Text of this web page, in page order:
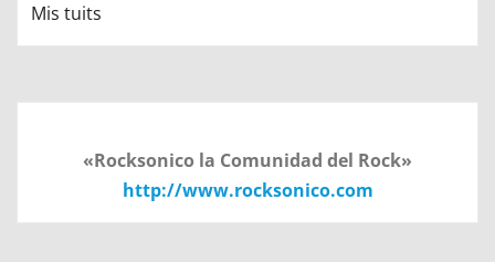
Mis tuits
«Rocksonico la Comunidad del Rock»
http://www.rocksonico.com